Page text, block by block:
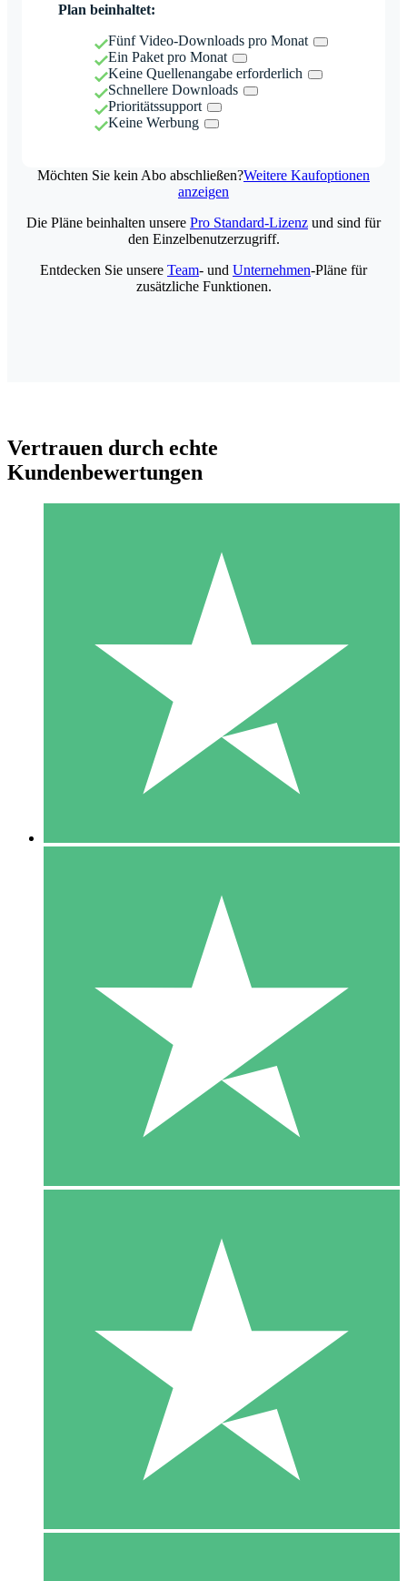
Plan beinhaltet:
Fünf Video-Downloads pro Monat
Ein Paket pro Monat
Keine Quellenangabe erforderlich
Schnellere Downloads
Prioritätssupport
Keine Werbung
Möchten Sie kein Abo abschließen?Weitere Kaufoptionen
anzeigen
Individuelle Credit-Pakete
Zahlen Sie nach Bedarf mit Download-Credits. Keine
monatliche Verpflichtung erforderlich.
10 00
10 Downloads
20 00
Die Pläne beinhalten unsere Pro Standard-Lizenz und sind für
den Einzelbenutzerzugriff.
Entdecken Sie unsere Team- und Unternehmen-Pläne für
zusätzliche Funktionen.
Vertrauen durch echte
Kundenbewertungen